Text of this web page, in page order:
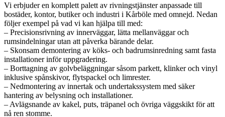
Vi erbjuder en komplett palett av rivningstjänster anpassade till
bostäder, kontor, butiker och industri i Kårböle med omnejd. Nedan
följer exempel på vad vi kan hjälpa till med:
– Precisionsrivning av innerväggar, lätta mellanväggar och
rumsindelningar utan att påverka bärande delar.
– Skonsam demontering av köks- och badrumsinredning samt fasta
installationer inför uppgradering.
– Borttagning av golvbeläggningar såsom parkett, klinker och vinyl
inklusive spånskivor, flytspackel och limrester.
– Nedmontering av innertak och undertakssystem med säker
hantering av belysning och installationer.
– Avlägsnande av kakel, puts, träpanel och övriga väggskikt för att
nå ren stomme.